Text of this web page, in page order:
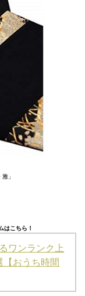
」
はこちら！
ワンランク上
【おうち時間